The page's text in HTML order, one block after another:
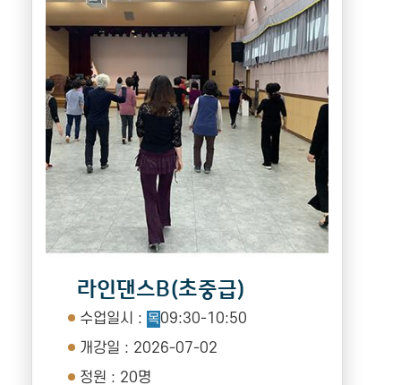
라인댄스B(초중급)
수업일시 : 목09:30-10:50
개강일 : 2026-07-02
정원 : 20명